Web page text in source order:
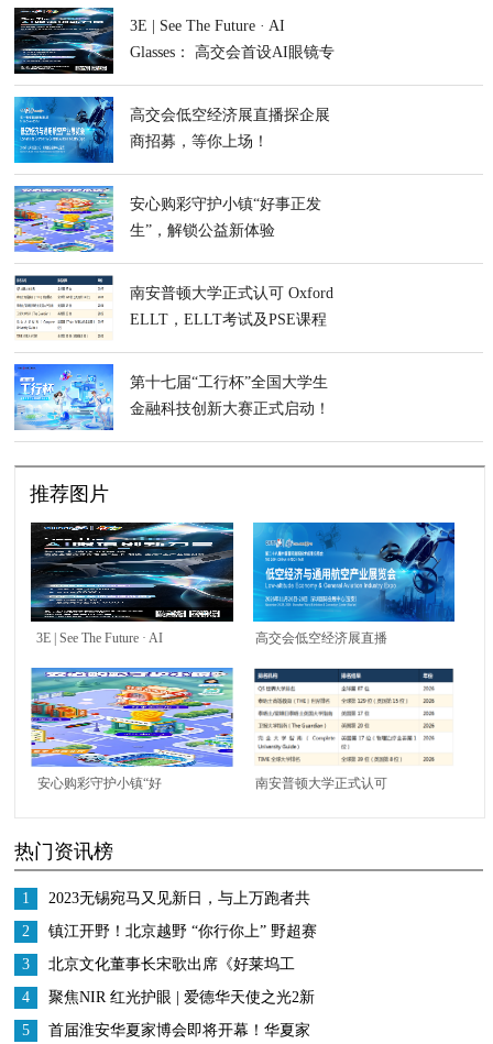
3E | See The Future · AI
Glasses： 高交会首设AI眼镜专
集结号
高交会低空经济展直播探企展
商招募，等你上场！
安心购彩守护小镇“好事正发
生”，解锁公益新体验
南安普顿大学正式认可 Oxford
ELLT，ELLT考试及PSE课程
英求学
第十七届“工行杯”全国大学生
金融科技创新大赛正式启动！
推荐图片
3E | See The Future · AI
Glasses： 高交会首设
AI眼镜专区，大湾区吹
响视觉交互革命集结号
高交会低空经济展直播
探企展商招募，等你上
场！
安心购彩守护小镇“好
新体验
南安普顿大学正式认可
热门资讯榜
1
2023无锡宛马又见新日，与上万跑者共
赴42.195公里的热爱
2
镇江开野！北京越野 “你行你上” 野超赛
燃爆江苏
3
北京文化董事长宋歌出席《好莱坞工
匠》中美影视分享会， 助力中国电影发
展
4
聚焦NIR 红光护眼 | 爱德华天使之光2新
品上市发布会圆满结束
5
首届淮安华夏家博会即将开幕！华夏家